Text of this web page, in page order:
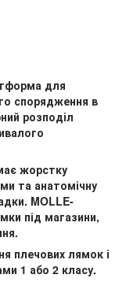
для
спорядження в
розподіл
жорстку
та анатомічну
MOLLE-
під магазини,
плечових лямок і
1 або 2 класу.